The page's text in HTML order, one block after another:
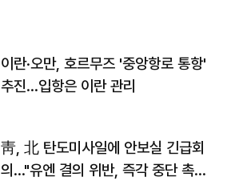
이란·오만, 호르무즈 '중앙항로 통항'
추진…입항은 이란 관리
靑, 北 탄도미사일에 안보실 긴급회
의…"유엔 결의 위반, 즉각 중단 촉